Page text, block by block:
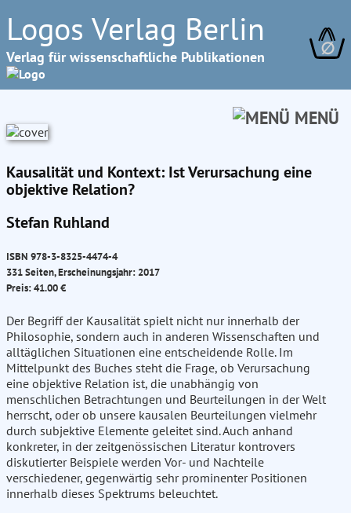
Logos Verlag Berlin
Verlag für wissenschaftliche Publikationen ∅
MENÜ
Kausalität und Kontext: Ist Verursachung eine
objektive Relation?
Stefan Ruhland
ISBN 978-3-8325-4474-4
331 Seiten, Erscheinungsjahr: 2017
Preis: 41.00 €
Der Begriff der Kausalität spielt nicht nur innerhalb der
Philosophie, sondern auch in anderen Wissenschaften und
alltäglichen Situationen eine entscheidende Rolle. Im
Mittelpunkt des Buches steht die Frage, ob Verursachung
eine objektive Relation ist, die unabhängig von
menschlichen Betrachtungen und Beurteilungen in der Welt
herrscht, oder ob unsere kausalen Beurteilungen vielmehr
durch subjektive Elemente geleitet sind. Auch anhand
konkreter, in der zeitgenössischen Literatur kontrovers
diskutierter Beispiele werden Vor- und Nachteile
verschiedener, gegenwärtig sehr prominenter Positionen
innerhalb dieses Spektrums beleuchtet.